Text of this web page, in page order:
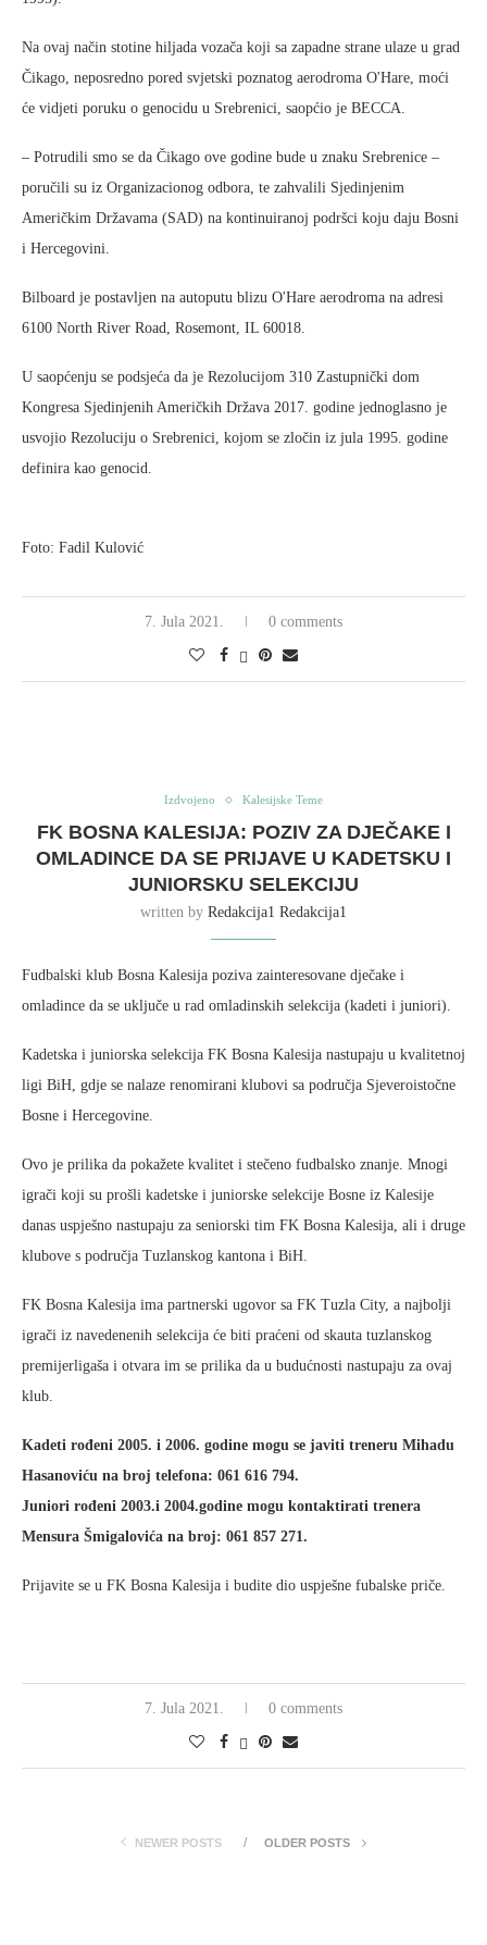
Na ovaj način stotine hiljada vozača koji sa zapadne strane ulaze u grad
Čikago, neposredno pored svjetski poznatog aerodroma O'Hare, moći
će vidjeti poruku o genocidu u Srebrenici, saopćio je BECCA.
– Potrudili smo se da Čikago ove godine bude u znaku Srebrenice –
poručili su iz Organizacionog odbora, te zahvalili Sjedinjenim
Američkim Državama (SAD) na kontinuiranoj podršci koju daju Bosni
i Hercegovini.
Bilboard je postavljen na autoputu blizu O'Hare aerodroma na adresi
6100 North River Road, Rosemont, IL 60018.
U saopćenju se podsjeća da je Rezolucijom 310 Zastupnički dom
Kongresa Sjedinjenih Američkih Država 2017. godine jednoglasno je
usvojio Rezoluciju o Srebrenici, kojom se zločin iz jula 1995. godine
definira kao genocid.
Foto: Fadil Kulović
7. Jula 2021. 0 comments
Izdvojeno Kalesijske Teme
FK BOSNA KALESIJA: POZIV ZA DJEČAKE I
OMLADINCE DA SE PRIJAVE U KADETSKU I
JUNIORSKU SELEKCIJU
written by Redakcija1 Redakcija1
Fudbalski klub Bosna Kalesija poziva zainteresovane dječake i
omladince da se uključe u rad omladinskih selekcija (kadeti i juniori).
Kadetska i juniorska selekcija FK Bosna Kalesija nastupaju u kvalitetnoj
ligi BiH, gdje se nalaze renomirani klubovi sa područja Sjeveroistočne
Bosne i Hercegovine.
Ovo je prilika da pokažete kvalitet i stečeno fudbalsko znanje. Mnogi
igrači koji su prošli kadetske i juniorske selekcije Bosne iz Kalesije
danas uspješno nastupaju za seniorski tim FK Bosna Kalesija, ali i druge
klubove s područja Tuzlanskog kantona i BiH.
FK Bosna Kalesija ima partnerski ugovor sa FK Tuzla City, a najbolji
igrači iz navedenenih selekcija će biti praćeni od skauta tuzlanskog
premijerligaša i otvara im se prilika da u budućnosti nastupaju za ovaj
klub.
Kadeti rođeni 2005. i 2006. godine mogu se javiti treneru Mihadu
Hasanoviću na broj telefona: 061 616 794.
Juniori rođeni 2003.i 2004.godine mogu kontaktirati trenera
Mensura Šmigalovića na broj: 061 857 271.
Prijavite se u FK Bosna Kalesija i budite dio uspješne fubalske priče.
7. Jula 2021. 0 comments
NEWER POSTS OLDER POSTS